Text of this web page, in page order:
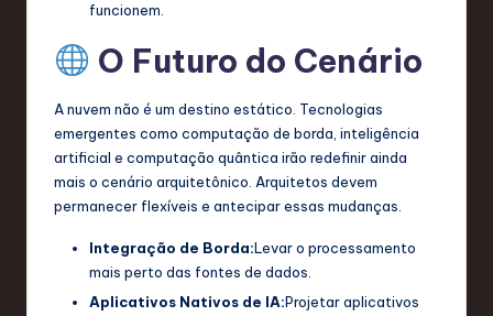
funcionem.
O Futuro do Cenário
A nuvem não é um destino estático. Tecnologias
emergentes como computação de borda, inteligência
artificial e computação quântica irão redefinir ainda
mais o cenário arquitetônico. Arquitetos devem
permanecer flexíveis e antecipar essas mudanças.
Integração de Borda:Levar o processamento
mais perto das fontes de dados.
Aplicativos Nativos de IA:Projetar aplicativos